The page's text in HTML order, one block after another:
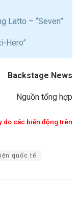
Latto – “Seven”
Hero”
Backstage News
Nguồn tổng hợp
do các biến động trên
quốc tế